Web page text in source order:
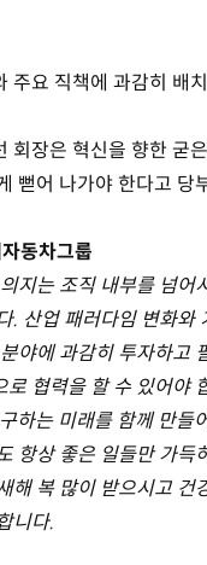
주요 직책에 과감히 배
회장은 혁신을 향한 굳
뻗어 나가야 한다고 당
동차그룹
지는 조직 내부를 넘어
. 산업 패러다임 변화와
야에 과감히 투자하고
로 협력을 할 수 있어야
하는 미래를 함께 만들
항상 좋은 일들만 가득
해 복 많이 받으시고 건
니다.